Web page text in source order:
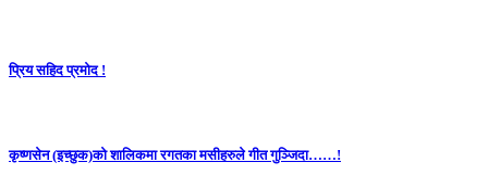
प्रिय सहिद प्रमोद !
कृष्णसेन (इच्छुक)को शालिकमा रगतका मसीहरुले गीत गुञ्जिदा……!